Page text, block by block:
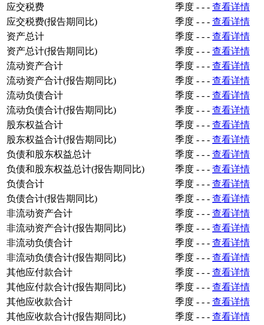
应交税费
季度 - - - 查看详情
应交税费(报告期同比)
季度 - - - 查看详情
资产总计
季度 - - - 查看详情
资产总计(报告期同比)
季度 - - - 查看详情
流动资产合计
季度 - - - 查看详情
流动资产合计(报告期同比)
季度 - - - 查看详情
流动负债合计
季度 - - - 查看详情
流动负债合计(报告期同比)
季度 - - - 查看详情
股东权益合计
季度 - - - 查看详情
股东权益合计(报告期同比)
季度 - - - 查看详情
负债和股东权益总计
季度 - - - 查看详情
负债和股东权益总计(报告期同比)
季度 - - - 查看详情
负债合计
季度 - - - 查看详情
负债合计(报告期同比)
季度 - - - 查看详情
非流动资产合计
季度 - - - 查看详情
非流动资产合计(报告期同比)
季度 - - - 查看详情
非流动负债合计
季度 - - - 查看详情
非流动负债合计(报告期同比)
季度 - - - 查看详情
其他应付款合计
季度 - - - 查看详情
其他应付款合计(报告期同比)
季度 - - - 查看详情
其他应收款合计
季度 - - - 查看详情
其他应收款合计(报告期同比)
季度 - - - 查看详情